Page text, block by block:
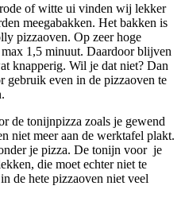
of witte ui vinden wij lekker
meegabakken. Het bakken is
pizzaoven. Op zeer hoge
1,5 minuut. Daardoor blijven
knapperig. Wil je dat niet? Dan
gebruik even in de pizzaoven te
de tonijnpizza zoals je gewend
niet meer aan de werktafel plakt.
je pizza. De tonijn voor je
die moet echter niet te
de hete pizzaoven niet veel